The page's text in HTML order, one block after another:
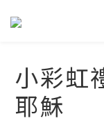
小彩虹
耶穌